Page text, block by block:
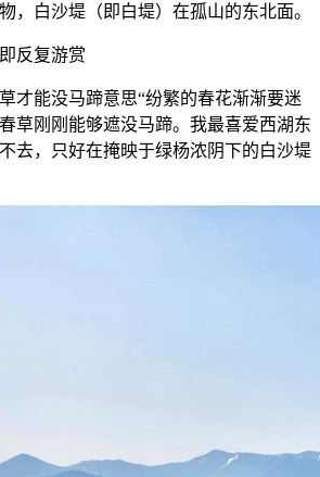
，白沙堤（即白堤）在孤山的东北面。
反复游赏
才能没马蹄意思“纷繁的春花渐渐要迷
草刚刚能够遮没马蹄。我最喜爱西湖东
去，只好在掩映于绿杨浓阴下的白沙堤